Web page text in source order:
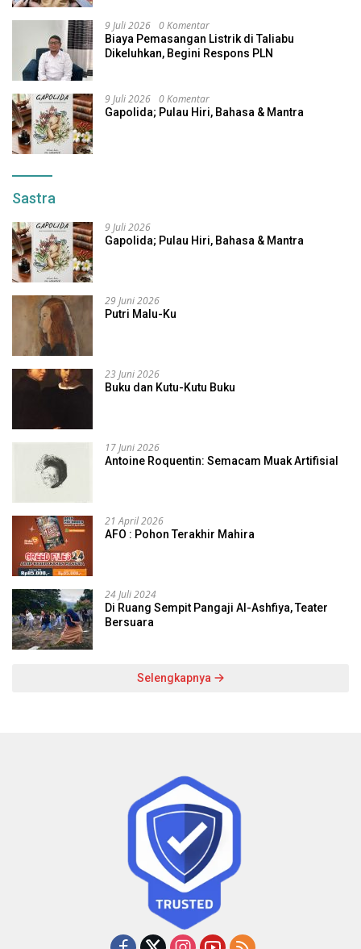
9 Juli 2026 0 Komentar
Biaya Pemasangan Listrik di Taliabu
Dikeluhkan, Begini Respons PLN
9 Juli 2026 0 Komentar
Gapolida; Pulau Hiri, Bahasa & Mantra
Sastra
9 Juli 2026
Gapolida; Pulau Hiri, Bahasa & Mantra
29 Juni 2026
Putri Malu-Ku
23 Juni 2026
Buku dan Kutu-Kutu Buku
17 Juni 2026
Antoine Roquentin: Semacam Muak Artifisial
21 April 2026
AFO : Pohon Terakhir Mahira
24 Juli 2024
Di Ruang Sempit Pangaji Al-Ashfiya, Teater
Bersuara
Selengkapnya